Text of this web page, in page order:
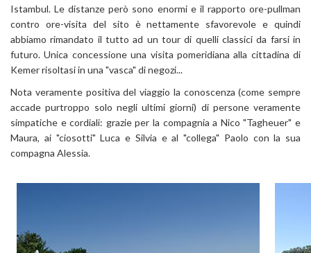
Istambul. Le distanze però sono enormi e il rapporto ore-pullman
contro ore-visita del sito è nettamente sfavorevole e quindi
abbiamo rimandato il tutto ad un tour di quelli classici da farsi in
futuro. Unica concessione una visita pomeridiana alla cittadina di
Kemer risoltasi in una "vasca" di negozi...
Nota veramente positiva del viaggio la conoscenza (come sempre
accade purtroppo solo negli ultimi giorni) di persone veramente
simpatiche e cordiali: grazie per la compagnia a Nico "Tagheuer" e
Maura, ai "ciosotti" Luca e Silvia e al "collega" Paolo con la sua
compagna Alessia.